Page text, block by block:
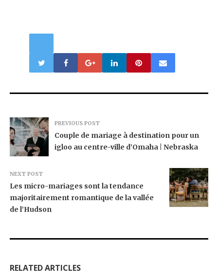
PREVIOUS POST
Couple de mariage à destination pour un
igloo au centre-ville d’Omaha | Nebraska
NEXT POST
Les micro-mariages sont la tendance
majoritairement romantique de la vallée
de l’Hudson
RELATED ARTICLES